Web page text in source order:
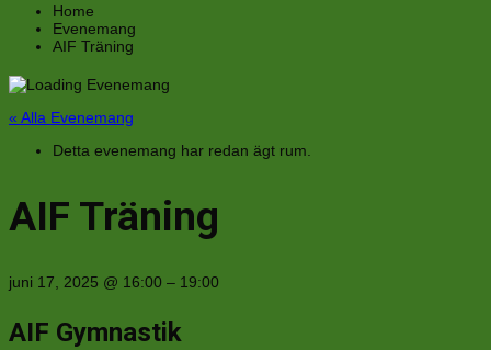
Home
Evenemang
AIF Träning
« Alla Evenemang
Detta evenemang har redan ägt rum.
AIF Träning
juni 17, 2025 @ 16:00 – 19:00
AIF Gymnastik